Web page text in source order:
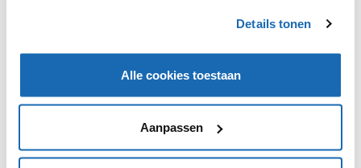
Details tonen
Alle cookies toestaan
Aanpassen